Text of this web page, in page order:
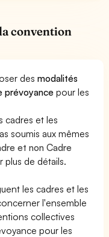
convention
desmodalités
prévoyancepour les
cadres et les
soumis aux mêmes
et non Cadre
plus de détails.
les cadres et les
l'ensemble
collectives
pour les